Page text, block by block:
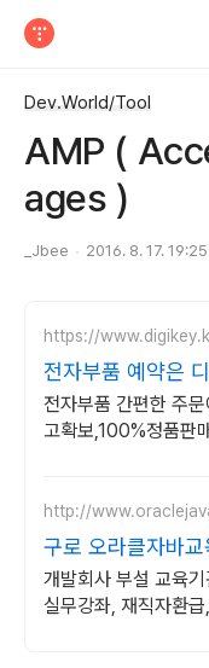
Dev.World/Tool
AMP (
ages )
_Jbee 2016. 8. 17. 19:25
https://
전자부품 예약은
상 무료배송,당일
전자부품 간편한 주
고확보,100%정품판
http://
구로 오라클자바교
개발회사 부설 교육
실무강좌, 재직자환